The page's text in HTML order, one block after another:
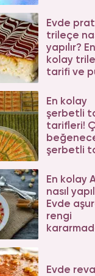
Evde
trileçe
yapılır? En
kolay
tarifi ve
En kolay
şerbetli
tarifleri!
şerbetli
En kolay
nasıl
Evde
rengi
Evde